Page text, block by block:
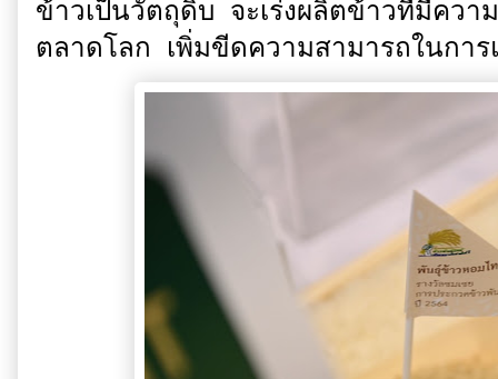
ข้าวเป็นวัตถุดิบ จะเร่งผลิตข้าวที่มีควา
ตลาดโลก เพิ่มขีดความสามารถในกา